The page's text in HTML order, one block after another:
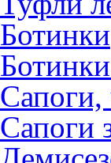
Ботинки
Сапоги,
Сапоги